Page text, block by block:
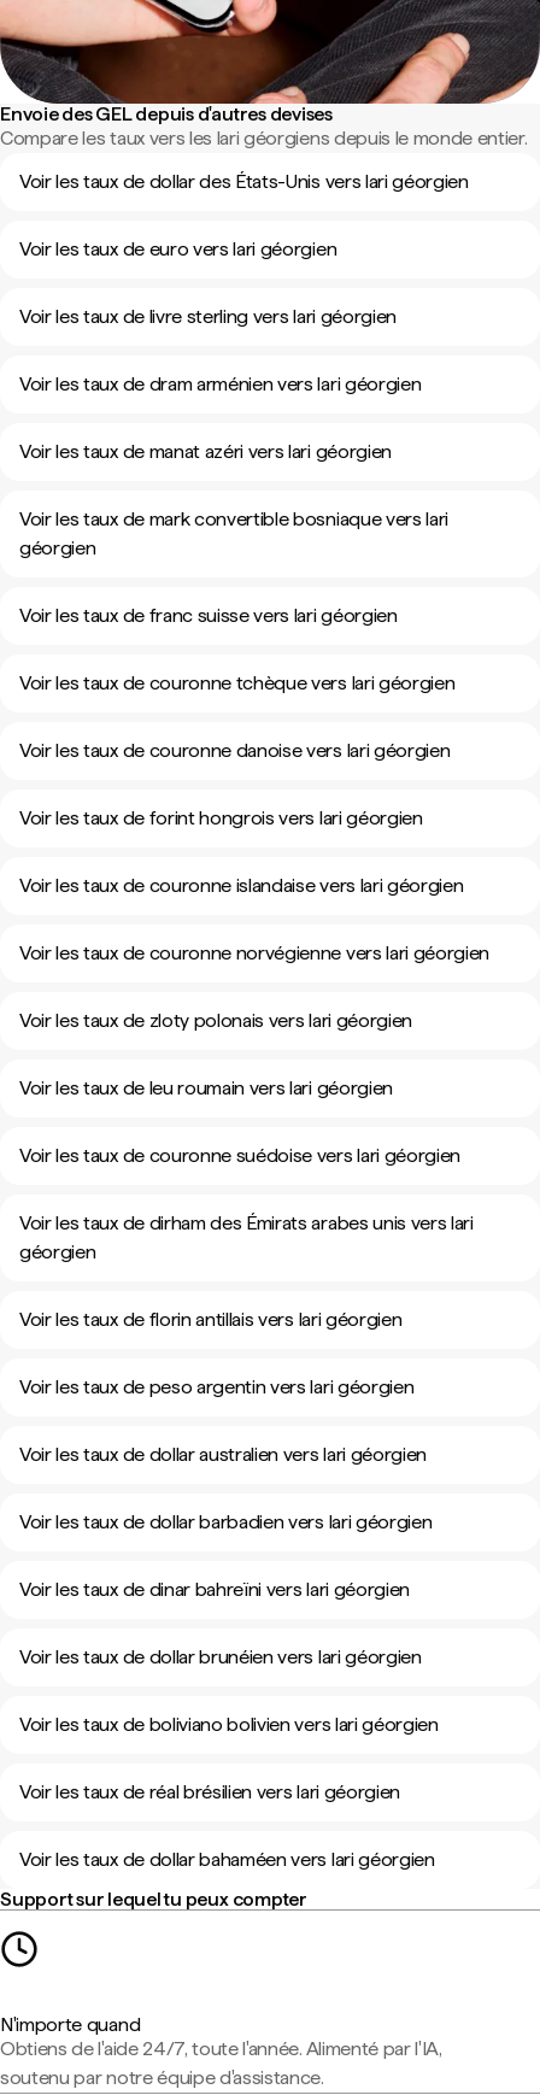
Envoie des GEL depuis d'autres devises
Compare les taux vers les lari géorgiens depuis le monde entier.
Voir les taux de dollar des États-Unis vers lari géorgien
Voir les taux de euro vers lari géorgien
Voir les taux de livre sterling vers lari géorgien
Voir les taux de dram arménien vers lari géorgien
Voir les taux de manat azéri vers lari géorgien
Voir les taux de mark convertible bosniaque vers lari
géorgien
Voir les taux de franc suisse vers lari géorgien
Voir les taux de couronne tchèque vers lari géorgien
Voir les taux de couronne danoise vers lari géorgien
Voir les taux de forint hongrois vers lari géorgien
Voir les taux de couronne islandaise vers lari géorgien
Voir les taux de couronne norvégienne vers lari géorgien
Voir les taux de zloty polonais vers lari géorgien
Voir les taux de leu roumain vers lari géorgien
Voir les taux de couronne suédoise vers lari géorgien
Voir les taux de dirham des Émirats arabes unis vers lari
géorgien
Voir les taux de florin antillais vers lari géorgien
Voir les taux de peso argentin vers lari géorgien
Voir les taux de dollar australien vers lari géorgien
Voir les taux de dollar barbadien vers lari géorgien
Voir les taux de dinar bahreïni vers lari géorgien
Voir les taux de dollar brunéien vers lari géorgien
Voir les taux de boliviano bolivien vers lari géorgien
Voir les taux de réal brésilien vers lari géorgien
Voir les taux de dollar bahaméen vers lari géorgien
Support sur lequel tu peux compter
N'importe quand
Obtiens de l'aide 24/7, toute l'année. Alimenté par l'IA,
soutenu par notre équipe d'assistance.